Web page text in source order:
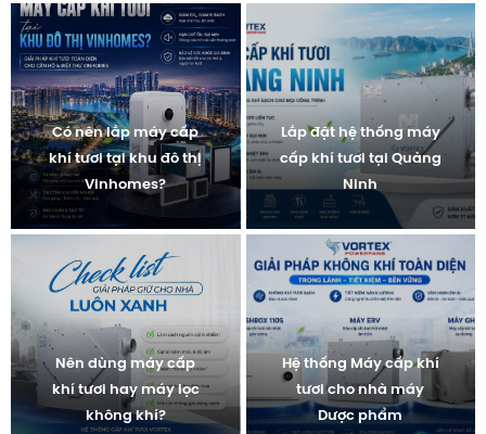
Có nên lắp máy cấp
khí tươi tại khu đô thị
Vinhomes?
Lắp đặt hệ thống máy
cấp khí tươi tại Quảng
Ninh
Nên dùng máy cấp
khí tươi hay máy lọc
không khí?
Hệ thống Máy cấp khí
tươi cho nhà máy
Dược phẩm